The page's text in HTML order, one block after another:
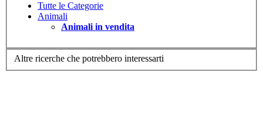
Tutte le Categorie
Animali
Animali in vendita
Altre ricerche che potrebbero interessarti